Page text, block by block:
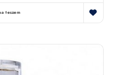
teszem